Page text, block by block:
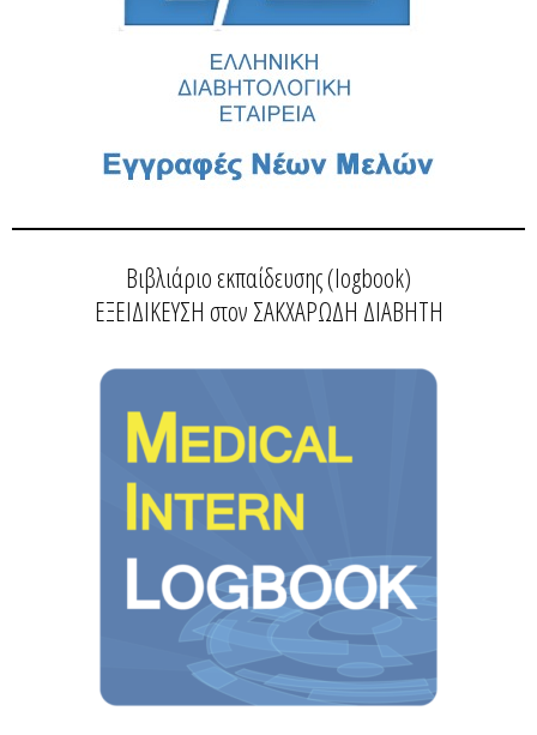
Βιβλιάριο εκπαίδευσης (logbook)
ΕΞΕΙΔΙΚΕΥΣΗ στον ΣΑΚΧΑΡΩΔΗ ΔΙΑΒΗΤΗ